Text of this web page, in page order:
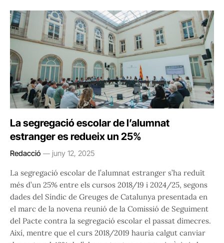
La segregació escolar de l’alumnat
estranger es redueix un 25%
Redacció juny 12, 2025
La segregació escolar de l’alumnat estranger s’ha reduït
més d’un 25% entre els cursos 2018/19 i 2024/25, segons
dades del Síndic de Greuges de Catalunya presentada en
el marc de la novena reunió de la Comissió de Seguiment
del Pacte contra la segregació escolar el passat dimecres.
Així, mentre que el curs 2018/2019 hauria calgut canviar